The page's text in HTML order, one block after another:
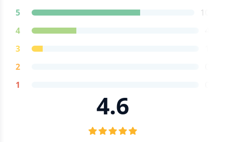
5
10
4
3
2
1
4.6